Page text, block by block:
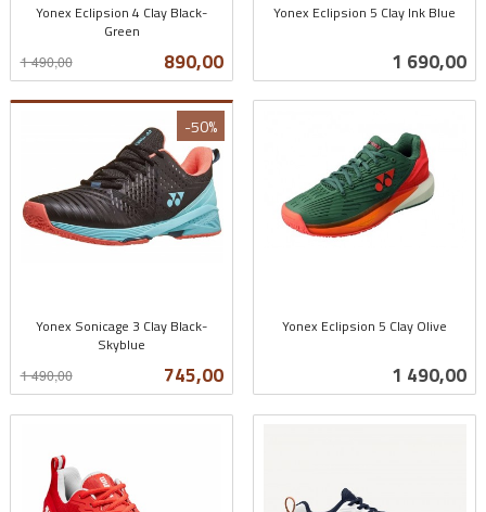
Yonex Eclipsion 4 Clay Black-
Green
Tilbud
890,00
1 490,00
mva.
Yonex Eclipsion 5 Clay Ink Blue
Pris
1 690,00
Yonex Sonicage 3 Clay Black-
Skyblue
Tilbud
745,00
1 490,00
-50%
mva.
Yonex Eclipsion 5 Clay Olive
Pris
1 490,00